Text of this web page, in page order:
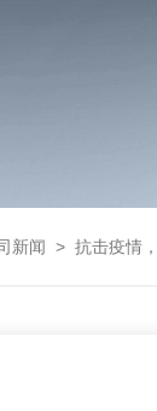
新闻 > 抗击疫情，守